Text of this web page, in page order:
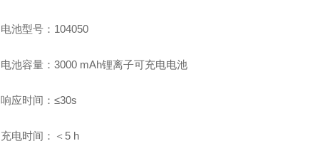
电池型号： 104050
电池容量： 3000 mAh锂离子可充电电池
响应时间： ≤30s
充电时间：＜ 5 h